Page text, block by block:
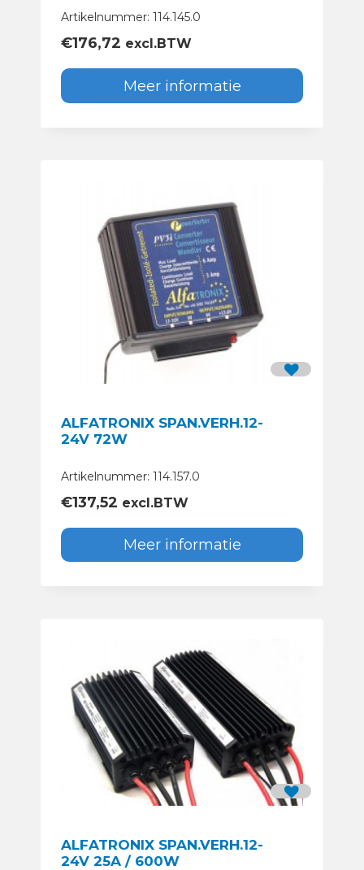
Artikelnummer: 114.145.0
€176,72 excl.BTW
Meer informatie
ALFATRONIX SPAN.VERH.12-
24V 72W
Artikelnummer: 114.157.0
€137,52 excl.BTW
Meer informatie
ALFATRONIX SPAN.VERH.12-
24V 25A / 600W